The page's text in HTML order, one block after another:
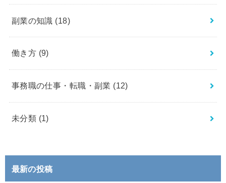
副業の知識 (18)
働き方 (9)
事務職の仕事・転職・副業 (12)
未分類 (1)
最新の投稿